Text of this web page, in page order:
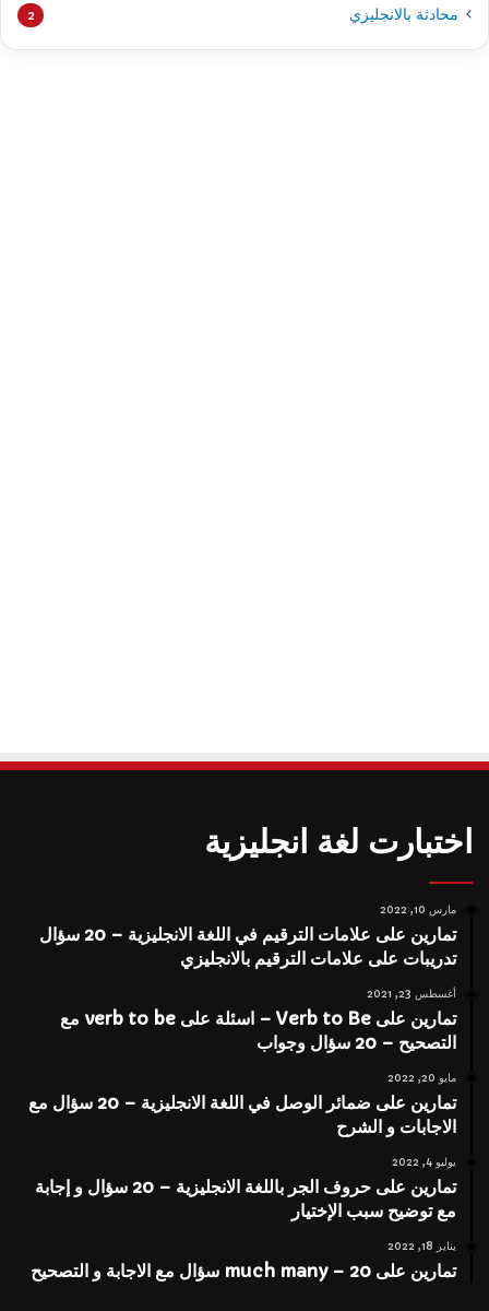
محادثة بالانجليزي 2
اختبارت لغة انجليزية
مارس 10, 2022
تمارين على علامات الترقيم في اللغة الانجليزية – 20 سؤال
تدريبات على علامات الترقيم بالانجليزي
أغسطس 23, 2021
تمارين على Verb to Be – اسئلة على verb to be مع
التصحيح – 20 سؤال وجواب
مايو 20, 2022
تمارين على ضمائر الوصل في اللغة الانجليزية – 20 سؤال مع
الاجابات و الشرح
يوليو 4, 2022
تمارين على حروف الجر باللغة الانجليزية – 20 سؤال و إجابة
مع توضيح سبب الإختيار
يناير 18, 2022
تمارين على much many – 20 سؤال مع الاجابة و التصحيح